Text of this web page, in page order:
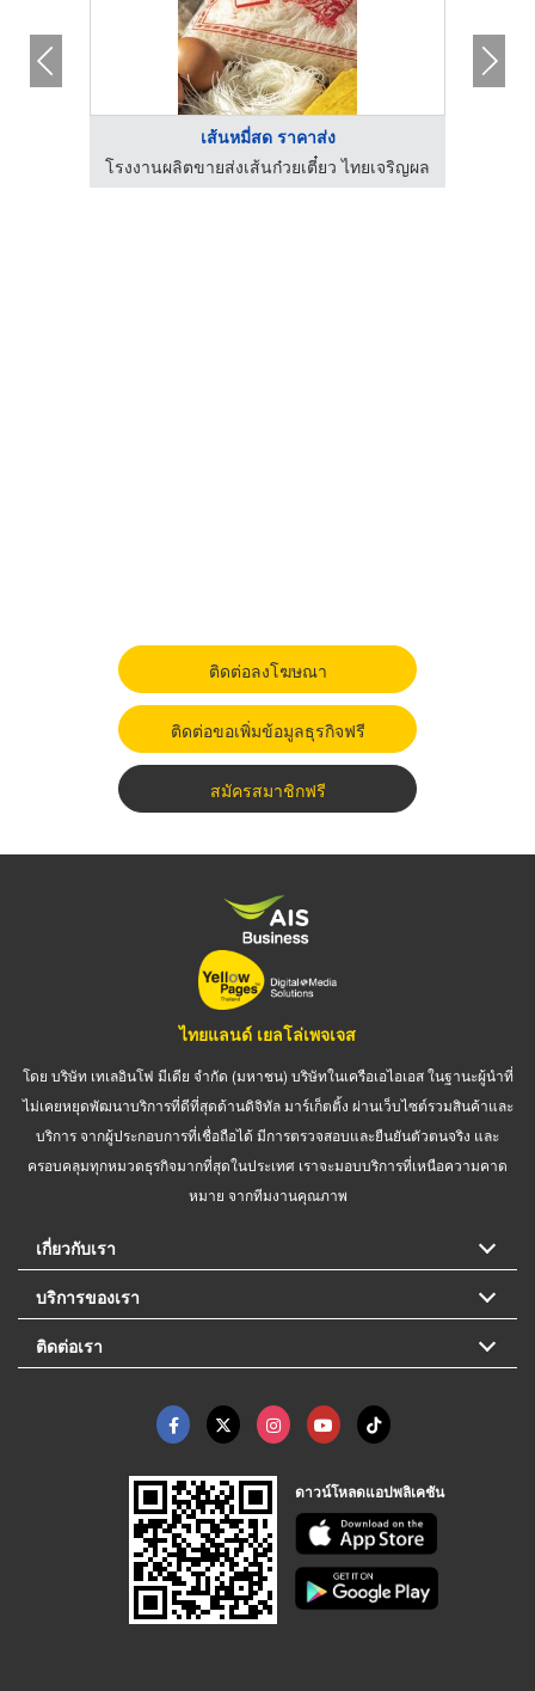
เส้นหมี่สด ราคาส่ง
โรงงานผลิตขายส่งเส้นก๋วยเตี๋ยว ไทยเจริญผล
ติดต่อลงโฆษณา
ติดต่อขอเพิ่มข้อมูลธุรกิจฟรี
สมัครสมาชิกฟรี
ไทยแลนด์ เยลโล่เพจเจส
โดย บริษัท เทเลอินโฟ มีเดีย จำกัด (มหาชน) บริษัทในเครือเอไอเอส ในฐานะผู้นำที่
ไม่เคยหยุดพัฒนาบริการที่ดีที่สุดด้านดิจิทัล มาร์เก็ตติ้ง ผ่านเว็บไซต์รวมสินค้าและ
บริการ จากผู้ประกอบการที่เชื่อถือได้ มีการตรวจสอบและยืนยันตัวตนจริง และ
ครอบคลุมทุกหมวดธุรกิจมากที่สุดในประเทศ เราจะมอบบริการที่เหนือความคาด
หมาย จากทีมงานคุณภาพ
เกี่ยวกับเรา
บริการของเรา
ติดต่อเรา
ดาวน์โหลดแอปพลิเคชัน